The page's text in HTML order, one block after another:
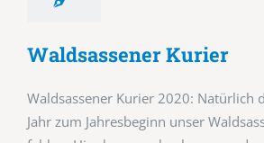
Waldsassener Kurier
Waldsassener Kurier 2020: Natürlich
Jahr zum Jahresbeginn unser